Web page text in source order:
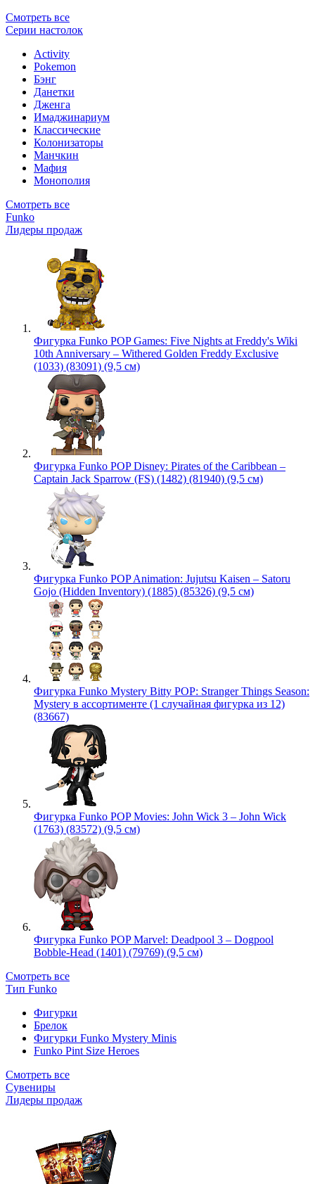
Смотреть все
Серии настолок
Activity
Pokemon
Бэнг
Данетки
Дженга
Имаджинариум
Классические
Колонизаторы
Манчкин
Мафия
Монополия
Смотреть все
Funko
Лидеры продаж
Фигурка Funko POP Games: Five Nights at Freddy's Wiki
10th Anniversary – Withered Golden Freddy Exclusive
(1033) (83091) (9,5 см)
Фигурка Funko POP Disney: Pirates of the Caribbean –
Captain Jack Sparrow (FS) (1482) (81940) (9,5 см)
Фигурка Funko POP Animation: Jujutsu Kaisen – Satoru
Gojo (Hidden Inventory) (1885) (85326) (9,5 см)
Фигурка Funko Mystery Bitty POP: Stranger Things Season:
Mystery в ассортименте (1 случайная фигурка из 12)
(83667)
Фигурка Funko POP Movies: John Wick 3 – John Wick
(1763) (83572) (9,5 см)
Фигурка Funko POP Marvel: Deadpool 3 – Dogpool
Bobble-Head (1401) (79769) (9,5 см)
Смотреть все
Тип Funko
Фигурки
Брелок
Фигурки Funko Mystery Minis
Funko Pint Size Heroes
Смотреть все
Сувениры
Лидеры продаж